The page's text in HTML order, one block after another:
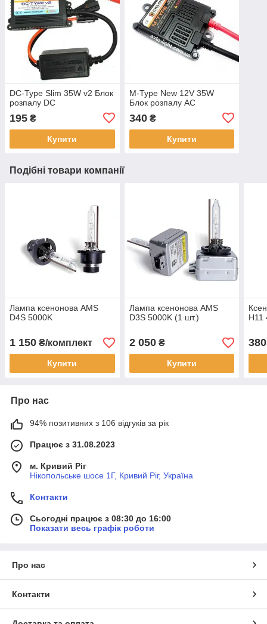
DC-Type Slim 35W v2 Блок
розпалу DC
195 ₴
Купити
M-Type New 12V 35W
Блок розпалу AC
340₴
Купити
Подібні товари компанії
Лампа ксенонова AMS
D4S 5000K
1 150 ₴/комплект
Купити
Лампа ксенонова AMS
D3S 5000K (1 шт.)
2 050₴
Купити
H11
380
Про нас
94% позитивних з 106 відгуків за рік
Працює з 31.08.2023
м. Кривий Ріг
Нікопольське шосе 1Г, Кривий Ріг, Україна
Контакти
Сьогодні працює з 08:30 до 16:00
Показати весь графік роботи
Про нас
Контакти